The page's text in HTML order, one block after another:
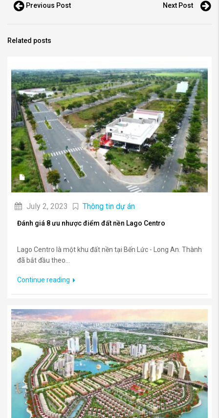
Previous Post Next Post
Related posts
July 2, 2023 Thông tin dự án
Đánh giá 8 ưu nhược điểm đất nền Lago Centro
Lago Centro là một khu đất nền tại Bến Lức - Long An. Thành
đã bắt đầu theo...
Continue reading